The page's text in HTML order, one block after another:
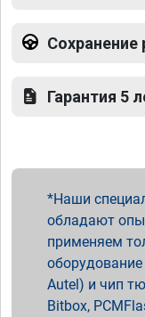
Сохранение
Гарантия 5
Наши
обладают
применяем
Autel) и чип
Bitbox,